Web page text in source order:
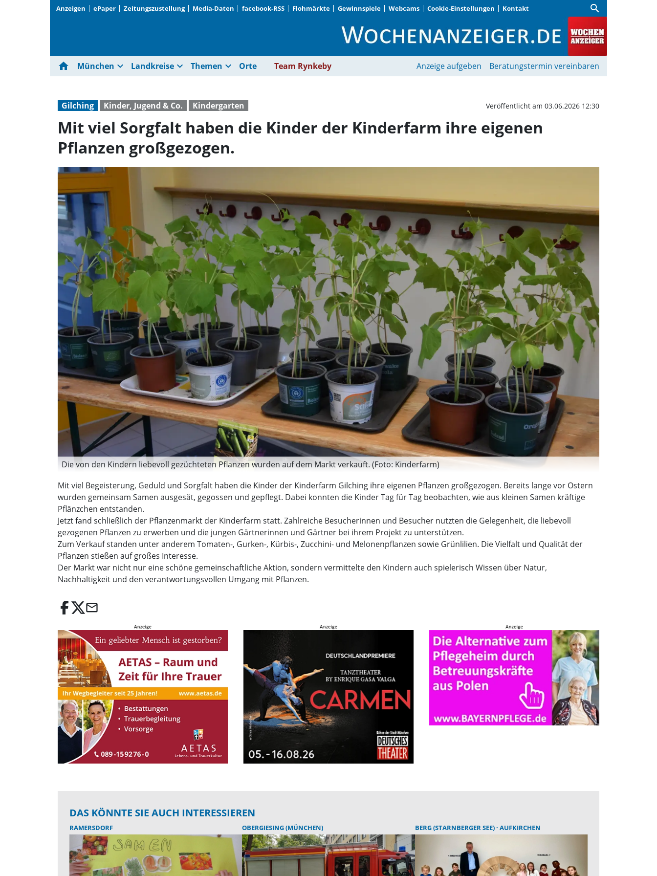
Anzeigen ePaper Zeitungszustellung Media-Daten facebook-RSS Flohmärkte Gewinnspiele Webcams Cookie-Einstellungen Kontakt search
Mit viel Sorgfalt haben die Kinder der
home München expand_more Landkreise expand_more Themen expand_more Orte Team Rynkeby Anzeige aufgeben Beratungstermin vereinbaren
Gilching Kinder, Jugend & Co. Kindergarten Veröffentlicht am 03.06.2026 12:30
Mit viel Sorgfalt haben die Kinder der Kinderfarm ihre eigenen
Pflanzen großgezogen.
Die von den Kindern liebevoll gezüchteten Pflanzen wurden auf dem Markt verkauft. (Foto: Kinderfarm)
Mit viel Begeisterung, Geduld und Sorgfalt haben die Kinder der Kinderfarm Gilching ihre eigenen Pflanzen großgezogen. Bereits lange vor Ostern
wurden gemeinsam Samen ausgesät, gegossen und gepflegt. Dabei konnten die Kinder Tag für Tag beobachten, wie aus kleinen Samen kräftige
Pflänzchen entstanden.
Jetzt fand schließlich der Pflanzenmarkt der Kinderfarm statt. Zahlreiche Besucherinnen und Besucher nutzten die Gelegenheit, die liebevoll
gezogenen Pflanzen zu erwerben und die jungen Gärtnerinnen und Gärtner bei ihrem Projekt zu unterstützen.
Zum Verkauf standen unter anderem Tomaten-, Gurken-, Kürbis-, Zucchini- und Melonenpflanzen sowie Grünlilien. Die Vielfalt und Qualität der
Pflanzen stießen auf großes Interesse.
Der Markt war nicht nur eine schöne gemeinschaftliche Aktion, sondern vermittelte den Kindern auch spielerisch Wissen über Natur,
Nachhaltigkeit und den verantwortungsvollen Umgang mit Pflanzen.
email
DAS KÖNNTE SIE AUCH INTERESSIEREN
RAMERSDORF OBERGIESING (MÜNCHEN) BERG (STARNBERGER SEE) AUFKIRCHEN